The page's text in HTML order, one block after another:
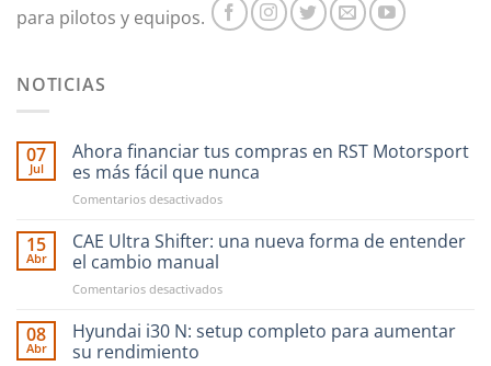
para pilotos y equipos.
NOTICIAS
07
Jul
Ahora financiar tus compras en RST Motorsport
es más fácil que nunca
Comentarios desactivadosen
financiar
en
Motorsport
15
Abr
CAE Ultra Shifter: una nueva forma de entender
el cambio manual
Comentarios desactivadosen
Ultra
Shifter:
08
Abr
Hyundai i30 N: setup completo para aumentar
su rendimiento